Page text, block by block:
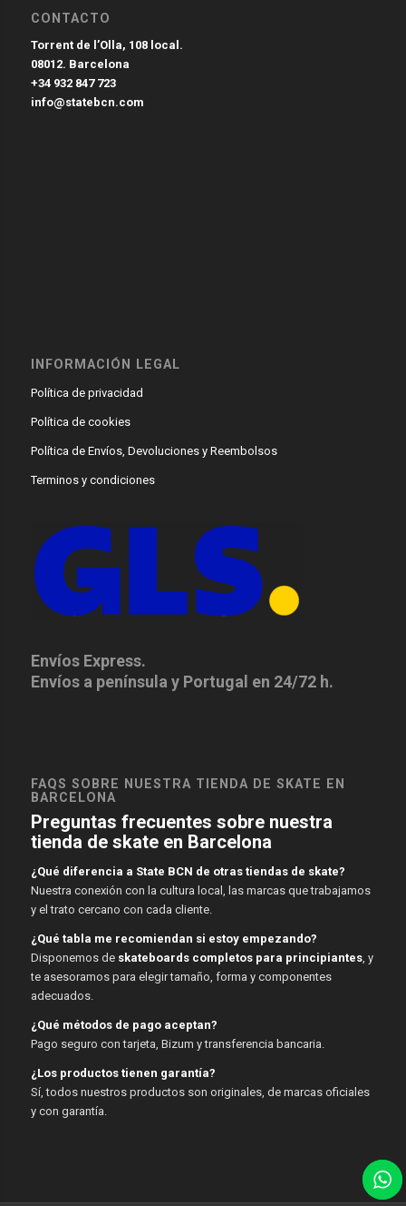
CONTACTO
Torrent de l’Olla, 108 local.
08012. Barcelona
+34 932 847 723
info@statebcn.com
INFORMACIÓN LEGAL
Política de privacidad
Política de cookies
Política de Envíos, Devoluciones y Reembolsos
Terminos y condiciones
Envíos Express.
Envíos a península y Portugal en 24/72 h.
FAQS SOBRE NUESTRA TIENDA DE SKATE EN
BARCELONA
Preguntas frecuentes sobre nuestra
tienda de skate en Barcelona
¿Qué diferencia a State BCN de otras tiendas de skate?
Nuestra conexión con la cultura local, las marcas que trabajamos
y el trato cercano con cada cliente.
¿Qué tabla me recomiendan si estoy empezando?
Disponemos de skateboards completos para principiantes, y
te asesoramos para elegir tamaño, forma y componentes
adecuados.
¿Qué métodos de pago aceptan?
Pago seguro con tarjeta, Bizum y transferencia bancaria.
¿Los productos tienen garantía?
Sí, todos nuestros productos son originales, de marcas oficiales
y con garantía.